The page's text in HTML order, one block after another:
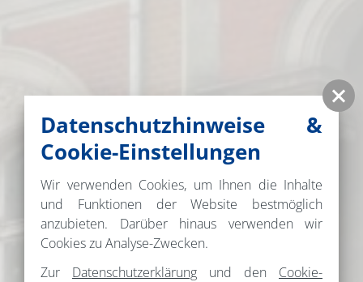
Datenschutzhinweise &
Cookie-Einstellungen
Wir verwenden Cookies, um Ihnen die Inhalte
und Funktionen der Website bestmöglich
anzubieten. Darüber hinaus verwenden wir
Cookies zu Analyse-Zwecken.
Zur Datenschutzerklärung und den Cookie-